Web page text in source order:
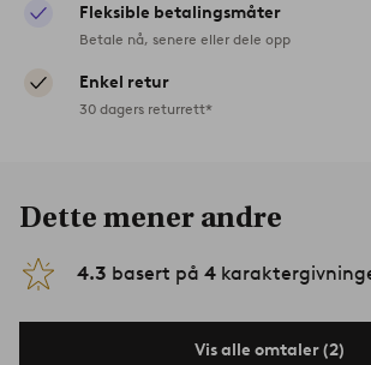
Fleksible betalingsmåter
Betale nå, senere eller dele opp
Enkel retur
30 dagers returrett*
Dette mener andre
4.3 basert på 4
Vis alle omtaler (2)